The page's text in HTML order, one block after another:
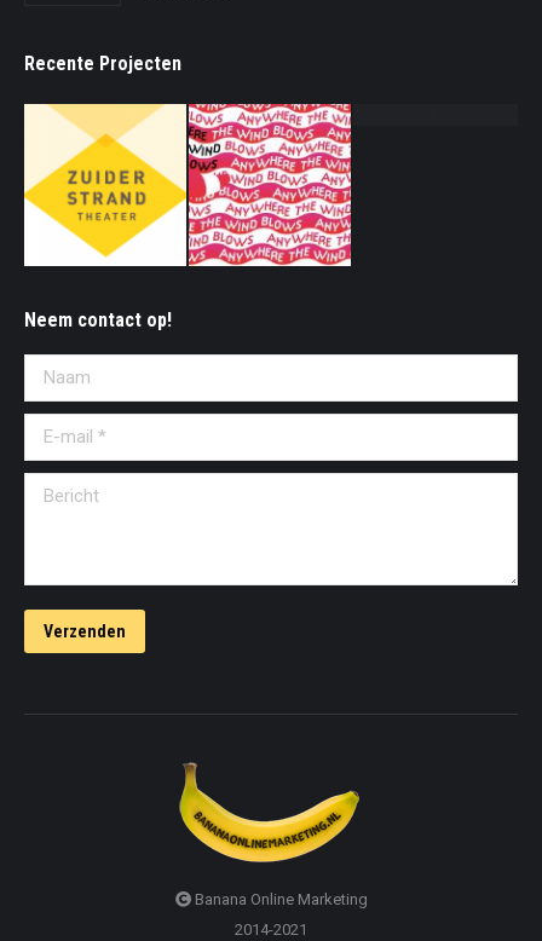
Recente Projecten
Neem contact op!
Naam
E-mail *
Bericht
Verzenden
Banana Online Marketing
2014-2021